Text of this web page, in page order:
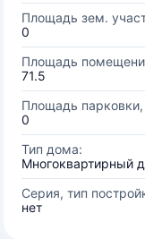
Площадь зем.
0
Площадь
71.5
Площадь парковки,
0
Тип дома:
Многоквартирный
Серия, тип
нет